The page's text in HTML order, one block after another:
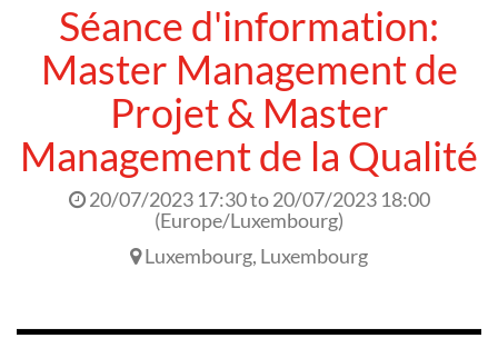
Séance d'information:
Master Management de
Projet & Master
Management de la Qualité
20/07/2023 17:30to20/07/2023 18:00
(Europe/Luxembourg)
Luxembourg, Luxembourg